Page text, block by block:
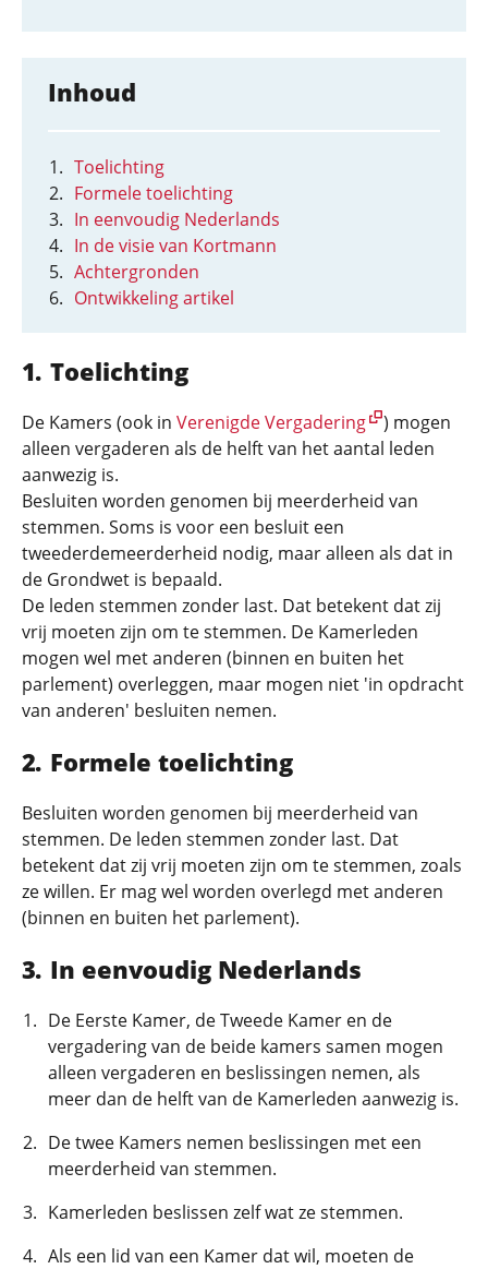
Inhoud
Toelichting
Formele toelichting
In eenvoudig Nederlands
In de visie van Kortmann
Achtergronden
Ontwikkeling artikel
Toelichting
De Kamers (ook in Verenigde Vergadering
) mogen
alleen vergaderen als de helft van het aantal leden
aanwezig is.
Besluiten worden genomen bij meerderheid van
stemmen. Soms is voor een besluit een
tweederdemeerderheid nodig, maar alleen als dat in
de Grondwet is bepaald.
De leden stemmen zonder last. Dat betekent dat zij
vrij moeten zijn om te stemmen. De Kamerleden
mogen wel met anderen (binnen en buiten het
parlement) overleggen, maar mogen niet 'in opdracht
van anderen' besluiten nemen.
Formele toelichting
Besluiten worden genomen bij meerderheid van
stemmen. De leden stemmen zonder last. Dat
betekent dat zij vrij moeten zijn om te stemmen, zoals
ze willen. Er mag wel worden overlegd met anderen
(binnen en buiten het parlement).
In eenvoudig Nederlands
De Eerste Kamer, de Tweede Kamer en de
vergadering van de beide kamers samen mogen
alleen vergaderen en beslissingen nemen, als
meer dan de helft van de Kamerleden aanwezig is.
De twee Kamers nemen beslissingen met een
meerderheid van stemmen.
Kamerleden beslissen zelf wat ze stemmen.
Als een lid van een Kamer dat wil, moeten de